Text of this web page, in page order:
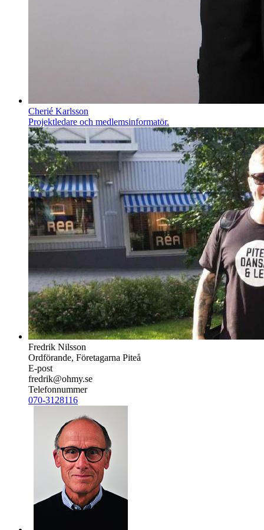
Cherié Karlsson
Projektledare och medlemsinformatör.
Fredrik Nilsson
Ordförande, Företagarna Piteå
E-post
fredrik@ohmy.se
Telefonnummer
070-3128116